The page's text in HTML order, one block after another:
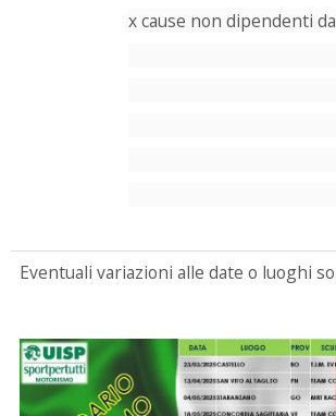
x cause non dipendenti
Eventuali variazioni alle date o luoghi